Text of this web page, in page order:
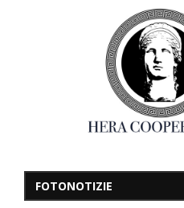
FOTONOTIZIE